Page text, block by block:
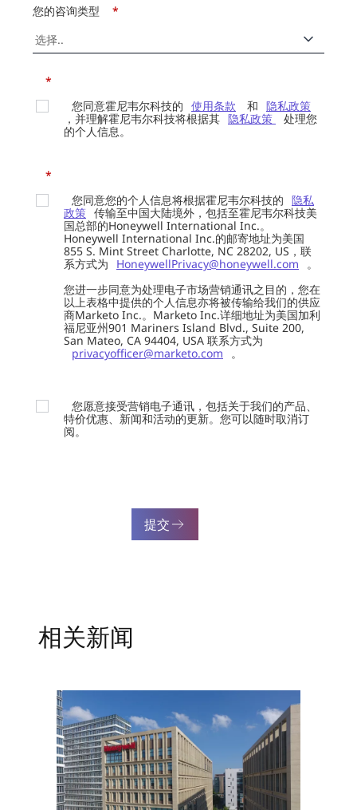
*
您的咨询类型
*
您同意霍尼韦尔科技的 使用条款 和 隐私政策
，并理解霍尼韦尔科技将根据其 隐私政策
处理您
的个人信息。
*
您同意您的个人信息将根据霍尼韦尔科技的 隐私
政策 传输至中国大陆境外，包括至霍尼韦尔科技美
国总部的Honeywell International Inc.。
Honeywell International Inc.的邮寄地址为美国
855 S. Mint Street Charlotte, NC 28202, US，联
系方式为
HoneywellPrivacy@honeywell.com
。
您进一步同意为处理电子市场营销通讯之目的，您在
以上表格中提供的个人信息亦将被传输给我们的供应
商Marketo Inc.。Marketo Inc.详细地址为美国加利
福尼亚州901 Mariners Island Blvd., Suite 200,
San Mateo, CA 94404, USA 联系方式为
privacyofficer@marketo.com
。
您愿意接受营销电子通讯，包括关于我们的产品、
特价优惠、新闻和活动的更新。您可以随时取消订
阅。
提交
相关新闻